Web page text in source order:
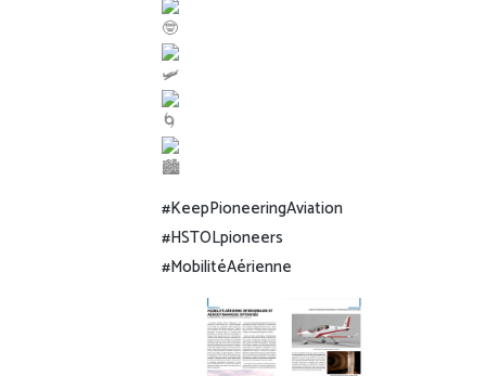
#KeepPioneeringAviation
#HSTOLpioneers
#MobilitéAérienne